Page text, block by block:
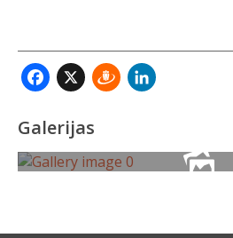
Facebook
X Draugiem
Galerijas